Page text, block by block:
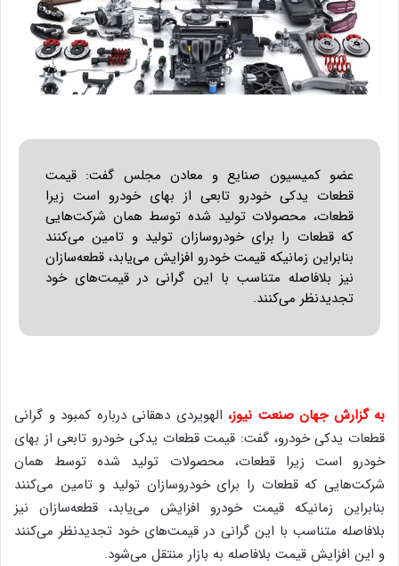
عضو کمیسیون صنایع و معادن مجلس گفت: قیمت
قطعات یدکی خودرو تابعی از بهای خودرو است زیرا
قطعات، محصولات تولید شده توسط همان شرکت‌هایی
که قطعات را برای خودروسازان تولید و تامین می‌کنند
بنابراین زمانیکه قیمت خودرو افزایش می‌یابد، قطعه‌سازان
نیز بلافاصله متناسب با این گرانی در قیمت‌های خود
تجدیدنظر می‌کنند.
به گزارش جهان صنعت نیوز، الهویردی دهقانی درباره کمبود و گرانی
قطعات یدکی خودرو، گفت: قیمت قطعات یدکی خودرو تابعی از بهای
خودرو است زیرا قطعات، محصولات تولید شده توسط همان
شرکت‌هایی که قطعات را برای خودروسازان تولید و تامین می‌کنند
بنابراین زمانیکه قیمت خودرو افزایش می‌یابد، قطعه‌سازان نیز
بلافاصله متناسب با این گرانی در قیمت‌های خود تجدیدنظر می‌کنند
و این افزایش قیمت بلافاصله به بازار منتقل می‌شود.